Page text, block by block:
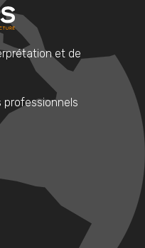
et de